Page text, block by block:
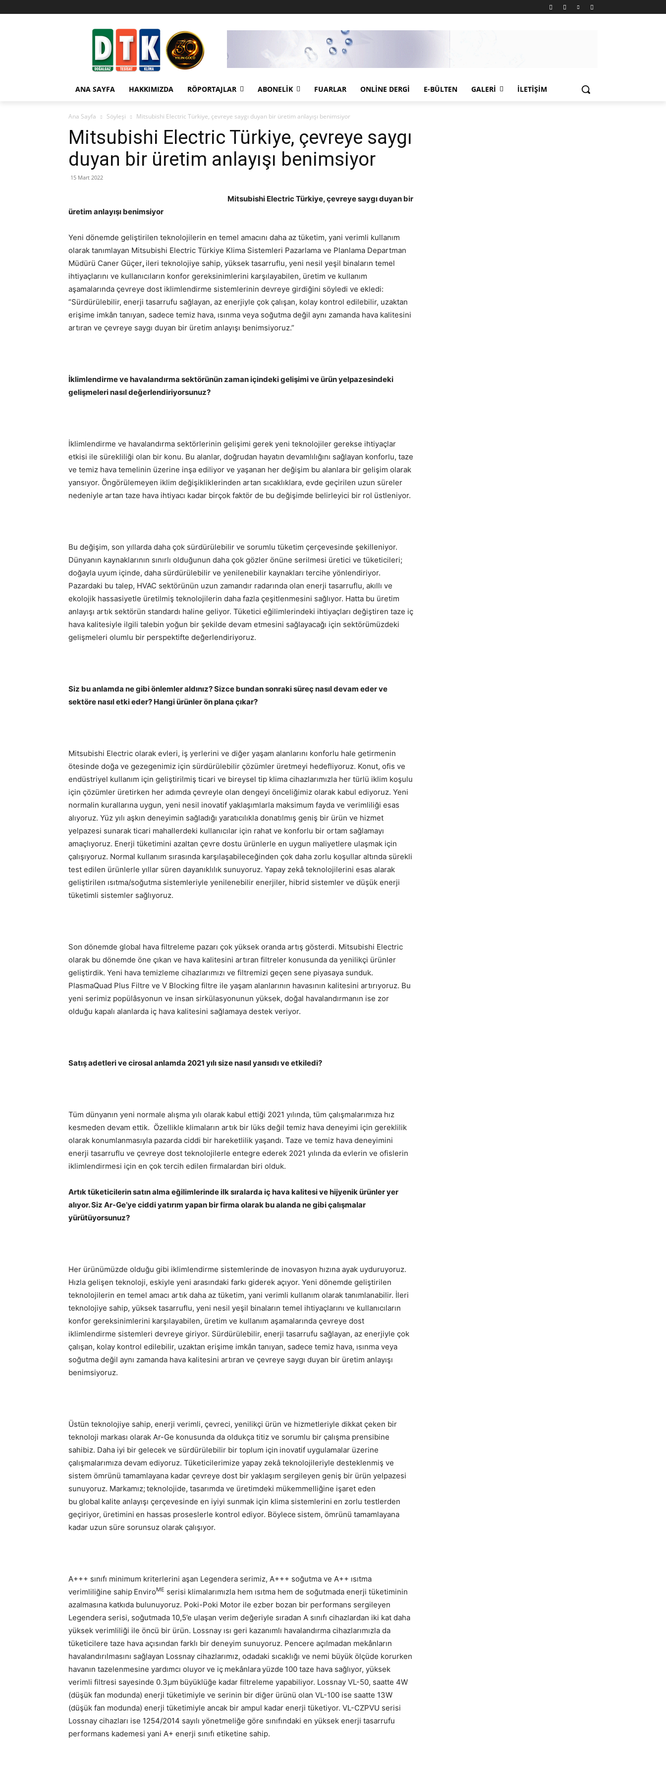
ANA SAYFA HAKKIMIZDA RÖPORTAJLAR ABONELIK FUARLAR ONLINE DERGI E-BÜLTEN GALERI İLETIŞIM
Ana Sayfa Söyleşi Mitsubishi Electric Türkiye, çevreye saygı duyan bir üretim anlayışı benimsiyor
Mitsubishi Electric Türkiye, çevreye saygı
duyan bir üretim anlayışı benimsiyor
15 Mart 2022
Mitsubishi Electric Türkiye,çevreye saygı duyan bir
üretim anlayışı benimsiyor
Yeni dönemde geliştirilen teknolojilerin en temel amacını daha az tüketim, yani verimli kullanım
olarak tanımlayan Mitsubishi Electric Türkiye Klima Sistemleri Pazarlama ve Planlama Departman
Müdürü Caner Güçer, ileri teknolojiye sahip, yüksek tasarruflu, yeni nesil yeşil binaların temel
ihtiyaçlarını ve kullanıcıların konfor gereksinimlerini karşılayabilen, üretim ve kullanım
aşamalarında çevreye dost iklimlendirme sistemlerinin devreye girdiğini söyledi ve ekledi:
“Sürdürülebilir, enerji tasarrufu sağlayan, az enerjiyle çok çalışan, kolay kontrol edilebilir, uzaktan
erişime imkân tanıyan, sadece temiz hava, ısınma veya soğutma değil aynı zamanda hava kalitesini
artıran ve çevreye saygı duyan bir üretim anlayışı benimsiyoruz.”
İklimlendirme ve havalandırma sektörünün zaman içindeki gelişimi ve ürün yelpazesindeki
gelişmeleri nasıl değerlendiriyorsunuz?
İklimlendirme ve havalandırma sektörlerinin gelişimi gerek yeni teknolojiler gerekse ihtiyaçlar
etkisi ile sürekliliği olan bir konu. Bu alanlar, doğrudan hayatın devamlılığını sağlayan konforlu, taze
ve temiz hava temelinin üzerine inşa ediliyor ve yaşanan her değişim bu alanlara bir gelişim olarak
yansıyor. Öngörülemeyen iklim değişikliklerinden artan sıcaklıklara, evde geçirilen uzun süreler
nedeniyle artan taze hava ihtiyacı kadar birçok faktör de bu değişimde belirleyici bir rol üstleniyor.
Bu değişim, son yıllarda daha çok sürdürülebilir ve sorumlu tüketim çerçevesinde şekilleniyor.
Dünyanın kaynaklarının sınırlı olduğunun daha çok gözler önüne serilmesi üretici ve tüketicileri;
doğayla uyum içinde, daha sürdürülebilir ve yenilenebilir kaynakları tercihe yönlendiriyor.
Pazardaki bu talep, HVAC sektörünün uzun zamandır radarında olan enerji tasarruflu, akıllı ve
ekolojik hassasiyetle üretilmiş teknolojilerin daha fazla çeşitlenmesini sağlıyor. Hatta bu üretim
anlayışı artık sektörün standardı haline geliyor. Tüketici eğilimlerindeki ihtiyaçları değiştiren taze iç
hava kalitesiyle ilgili talebin yoğun bir şekilde devam etmesini sağlayacağı için sektörümüzdeki
gelişmeleri olumlu bir perspektifte değerlendiriyoruz.
Siz bu anlamda ne gibi önlemler aldınız? Sizce bundan sonraki süreç nasıl devam eder ve
sektöre nasıl etki eder? Hangi ürünler ön plana çıkar?
Mitsubishi Electric olarak evleri, iş yerlerini ve diğer yaşam alanlarını konforlu hale getirmenin
ötesinde doğa ve gezegenimiz için sürdürülebilir çözümler üretmeyi hedefliyoruz. Konut, ofis ve
endüstriyel kullanım için geliştirilmiş ticari ve bireysel tip klima cihazlarımızla her türlü iklim koşulu
için çözümler üretirken her adımda çevreyle olan dengeyi önceliğimiz olarak kabul ediyoruz. Yeni
normalin kurallarına uygun, yeni nesil inovatif yaklaşımlarla maksimum fayda ve verimliliği esas
alıyoruz. Yüz yılı aşkın deneyimin sağladığı yaratıcılıkla donatılmış geniş bir ürün ve hizmet
yelpazesi sunarak ticari mahallerdeki kullanıcılar için rahat ve konforlu bir ortam sağlamayı
amaçlıyoruz. Enerji tüketimini azaltan çevre dostu ürünlerle en uygun maliyetlere ulaşmak için
çalışıyoruz. Normal kullanım sırasında karşılaşabileceğinden çok daha zorlu koşullar altında sürekli
test edilen ürünlerle yıllar süren dayanıklılık sunuyoruz. Yapay zekâ teknolojilerini esas alarak
geliştirilen ısıtma/soğutma sistemleriyle yenilenebilir enerjiler, hibrid sistemler ve düşük enerji
tüketimli sistemler sağlıyoruz.
Son dönemde global hava filtreleme pazarı çok yüksek oranda artış gösterdi. Mitsubishi Electric
olarak bu dönemde öne çıkan ve hava kalitesini artıran filtreler konusunda da yenilikçi ürünler
geliştirdik. Yeni hava temizleme cihazlarımızı ve filtremizi geçen sene piyasaya sunduk.
PlasmaQuad Plus Filtre ve V Blocking filtre ile yaşam alanlarının havasının kalitesini artırıyoruz. Bu
yeni serimiz popülâsyonun ve insan sirkülasyonunun yüksek, doğal havalandırmanın ise zor
olduğu kapalı alanlarda iç hava kalitesini sağlamaya destek veriyor.
Satış adetleri ve cirosal anlamda 2021 yılı size nasıl yansıdı ve etkiledi?
Tüm dünyanın yeni normale alışma yılı olarak kabul ettiği 2021 yılında, tüm çalışmalarımıza hız
kesmeden devam ettik. Özellikle klimaların artık bir lüks değil temiz hava deneyimi için gereklilik
olarak konumlanmasıyla pazarda ciddi bir hareketlilik yaşandı. Taze ve temiz hava deneyimini
enerji tasarruflu ve çevreye dost teknolojilerle entegre ederek 2021 yılında da evlerin ve ofislerin
iklimlendirmesi için en çok tercih edilen firmalardan biri olduk.
Artık tüketicilerin satın alma eğilimlerinde ilk sıralarda iç hava kalitesi ve hijyenik ürünler yer
alıyor. Siz Ar-Ge’ye ciddi yatırım yapan bir firma olarak bu alanda ne gibi çalışmalar
yürütüyorsunuz?
Her ürünümüzde olduğu gibi iklimlendirme sistemlerinde de inovasyon hızına ayak uyduruyoruz.
Hızla gelişen teknoloji, eskiyle yeni arasındaki farkı giderek açıyor. Yeni dönemde geliştirilen
teknolojilerin en temel amacı artık daha az tüketim, yani verimli kullanım olarak tanımlanabilir. İleri
teknolojiye sahip, yüksek tasarruflu, yeni nesil yeşil binaların temel ihtiyaçlarını ve kullanıcıların
konfor gereksinimlerini karşılayabilen, üretim ve kullanım aşamalarında çevreye dost
iklimlendirme sistemleri devreye giriyor. Sürdürülebilir, enerji tasarrufu sağlayan, az enerjiyle çok
çalışan, kolay kontrol edilebilir, uzaktan erişime imkân tanıyan, sadece temiz hava, ısınma veya
soğutma değil aynı zamanda hava kalitesini artıran ve çevreye saygı duyan bir üretim anlayışı
benimsiyoruz.
Üstün teknolojiye sahip, enerji verimli, çevreci, yenilikçi ürün ve hizmetleriyle dikkat çeken bir
teknoloji markası olarak Ar-Ge konusunda da oldukça titiz ve sorumlu bir çalışma prensibine
sahibiz. Daha iyi bir gelecek ve sürdürülebilir bir toplum için inovatif uygulamalar üzerine
çalışmalarımıza devam ediyoruz. Tüketicilerimize yapay zekâ teknolojileriyle desteklenmiş ve
sistem ömrünü tamamlayana kadar çevreye dost bir yaklaşım sergileyen geniş bir ürün yelpazesi
sunuyoruz. Markamız; teknolojide, tasarımda ve üretimdeki mükemmelliğine işaret eden
bu global kalite anlayışı çerçevesinde en iyiyi sunmak için klima sistemlerini en zorlu testlerden
geçiriyor, üretimini en hassas proseslerle kontrol ediyor. Böylece sistem, ömrünü tamamlayana
kadar uzun süre sorunsuz olarak çalışıyor.
A+++ sınıfı minimum kriterlerini aşan Legendera serimiz, A+++ soğutma ve A++ ısıtma
verimliliğine sahip EnviroME serisi klimalarımızla hem ısıtma hem de soğutmada enerji tüketiminin
azalmasına katkıda bulunuyoruz. Poki-Poki Motor ile ezber bozan bir performans sergileyen
Legendera serisi, soğutmada 10,5’e ulaşan verim değeriyle sıradan A sınıfı cihazlardan iki kat daha
yüksek verimliliği ile öncü bir ürün. Lossnay ısı geri kazanımlı havalandırma cihazlarımızla da
tüketicilere taze hava açısından farklı bir deneyim sunuyoruz. Pencere açılmadan mekânların
havalandırılmasını sağlayan Lossnay cihazlarımız, odadaki sıcaklığı ve nemi büyük ölçüde korurken
havanın tazelenmesine yardımcı oluyor ve iç mekânlara yüzde 100 taze hava sağlıyor, yüksek
verimli filtresi sayesinde 0.3µm büyüklüğe kadar filtreleme yapabiliyor. Lossnay VL-50, saatte 4W
(düşük fan modunda) enerji tüketimiyle ve serinin bir diğer ürünü olan VL-100 ise saatte 13W
(düşük fan modunda) enerji tüketimiyle ancak bir ampul kadar enerji tüketiyor. VL-CZPVU serisi
Lossnay cihazları ise 1254/2014 sayılı yönetmeliğe göre sınıfındaki en yüksek enerji tasarrufu
performans kademesi yani A+ enerji sınıfı etiketine sahip.